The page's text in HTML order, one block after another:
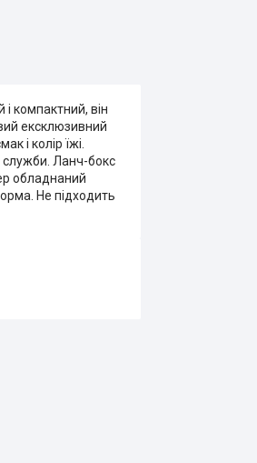
компактний, він
ексклюзивний
і колір їжі.
служби. Ланч-бокс
обладнаний
Не підходить